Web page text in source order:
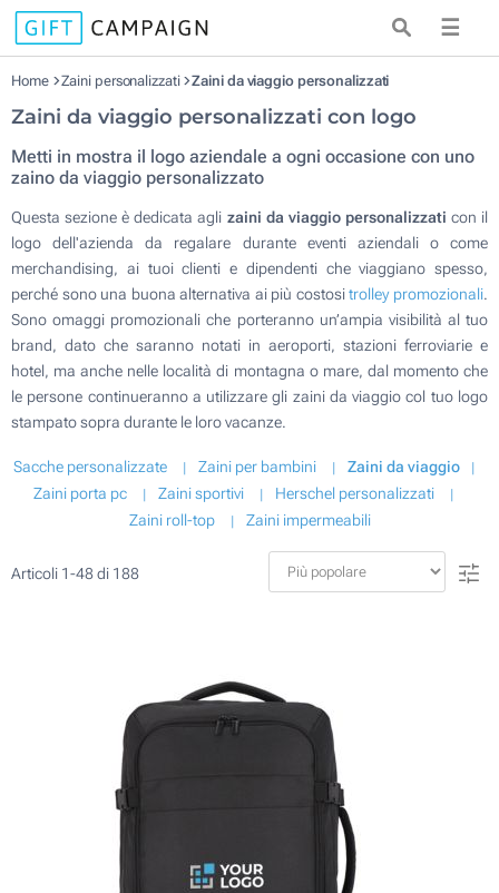
☰
Home Zaini personalizzati Zaini da viaggio personalizzati
Zaini da viaggio personalizzati con logo
Metti in mostra il logo aziendale a ogni occasione con uno
zaino da viaggio personalizzato
Questa sezione è dedicata agli zaini da viaggio personalizzati con il
logo dell'azienda da regalare durante eventi aziendali o come
merchandising, ai tuoi clienti e dipendenti che viaggiano spesso,
perché sono una buona alternativa ai più costositrolley promozionali.
Sono omaggi promozionali che porteranno un’ampia visibilità al tuo
brand, dato che saranno notati in aeroporti, stazioni ferroviarie e
hotel, ma anche nelle località di montagna o mare, dal momento che
le persone continueranno a utilizzare gli zaini da viaggio col tuo logo
stampato sopra durante le loro vacanze.
Sacche personalizzate Zaini per bambini
Zaini da viaggio
Zaini porta pc
Zaini sportivi
Herschel personalizzati
Zaini roll-top
Zaini impermeabili
Articoli 1-48di 188